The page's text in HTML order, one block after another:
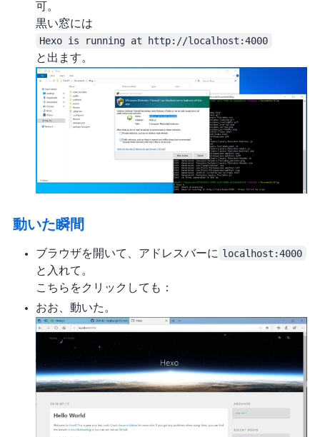
可。
黒い窓には
Hexo is running at http://localhost:4000
と出ます。
動いた瞬間
ブラウザを開いて、アドレスバーに localhost:4000
と入れてEnter。
こちらをクリックしてもOK：
おお、動いた。